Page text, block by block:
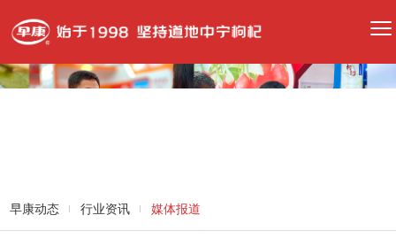
早康动态 行业资讯 媒体报道